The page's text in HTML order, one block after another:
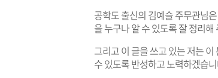
공학도 출신의 김예슬 주무관님
을 누구나 알 수 있도록 잘 정리해
그리고 이 글을 쓰고 있는 저는
수 있도록 반성하고 노력하겠습